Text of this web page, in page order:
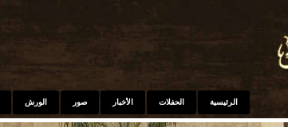
الورش صور الأخبار الحفلات الرئيسية